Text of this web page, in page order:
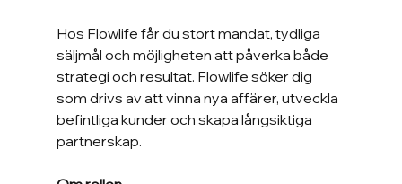
Hos Flowlife får du stort mandat, tydliga
säljmål och möjligheten att påverka både
strategi och resultat. Flowlife söker dig
som drivs av att vinna nya affärer, utveckla
befintliga kunder och skapa långsiktiga
partnerskap.